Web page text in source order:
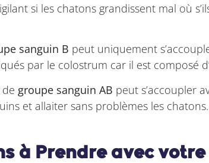
si les chatons grandissent mal où
sanguin B peut uniquement
par le colostrum car il est composé
groupe sanguin AB peut s’accoupler
et allaiter sans problèmes les chatons.
à Prendre avec